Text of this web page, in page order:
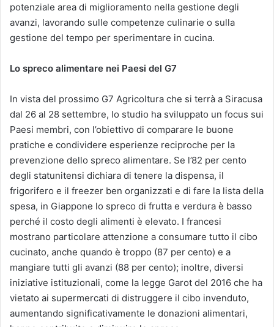
potenziale area di miglioramento nella gestione degli
avanzi, lavorando sulle competenze culinarie o sulla
gestione del tempo per sperimentare in cucina.
Lo spreco alimentare nei Paesi del G7
In vista del prossimo G7 Agricoltura che si terrà a Siracusa
dal 26 al 28 settembre, lo studio ha sviluppato un focus sui
Paesi membri, con l’obiettivo di comparare le buone
pratiche e condividere esperienze reciproche per la
prevenzione dello spreco alimentare. Se l’82 per cento
degli statunitensi dichiara di tenere la dispensa, il
frigorifero e il freezer ben organizzati e di fare la lista della
spesa, in Giappone lo spreco di frutta e verdura è basso
perché il costo degli alimenti è elevato. I francesi
mostrano particolare attenzione a consumare tutto il cibo
cucinato, anche quando è troppo (87 per cento) e a
mangiare tutti gli avanzi (88 per cento); inoltre, diversi
iniziative istituzionali, come la legge Garot del 2016 che ha
vietato ai supermercati di distruggere il cibo invenduto,
aumentando significativamente le donazioni alimentari,